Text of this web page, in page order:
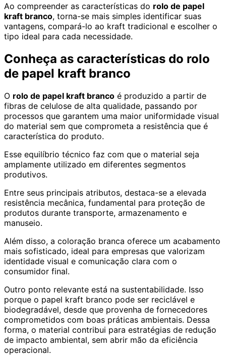
Ao compreender as características do rolo de papel
kraft branco, torna-se mais simples identificar suas
vantagens, compará-lo ao kraft tradicional e escolher o
tipo ideal para cada necessidade.
Conheça as características do rolo
de papel kraft branco
O rolo de papel kraft branco é produzido a partir de
fibras de celulose de alta qualidade, passando por
processos que garantem uma maior uniformidade visual
do material sem que comprometa a resistência que é
característica do produto.
Esse equilíbrio técnico faz com que o material seja
amplamente utilizado em diferentes segmentos
produtivos.
Entre seus principais atributos, destaca-se a elevada
resistência mecânica, fundamental para proteção de
produtos durante transporte, armazenamento e
manuseio.
Além disso, a coloração branca oferece um acabamento
mais sofisticado, ideal para empresas que valorizam
identidade visual e comunicação clara com o
consumidor final.
Outro ponto relevante está na sustentabilidade. Isso
porque o papel kraft branco pode ser reciclável e
biodegradável, desde que provenha de fornecedores
comprometidos com boas práticas ambientais. Dessa
forma, o material contribui para estratégias de redução
de impacto ambiental, sem abrir mão da eficiência
operacional.